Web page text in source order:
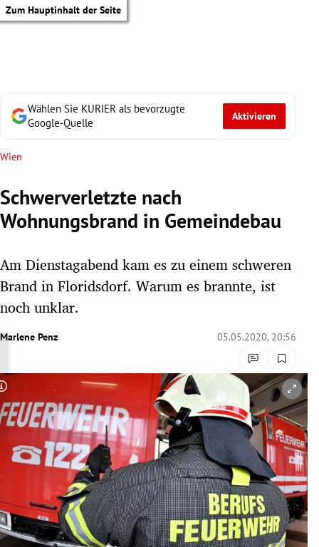
Zum Hauptinhalt der Seite
Untermenü
Untermenü
Untermenü
Untermenü
Untermenü
Untermenü
Untermenü
Wählen Sie KURIER als bevorzugte
Google-Quelle
Aktivieren
Wien
Schwerverletzte nach
Wohnungsbrand in Gemeindebau
Am Dienstagabend kam es zu einem schweren
Brand in Floridsdorf. Warum es brannte, ist
noch unklar.
Marlene Penz 05.05.2020, 20:56
Copyright-Hinweis öffnen/schließen